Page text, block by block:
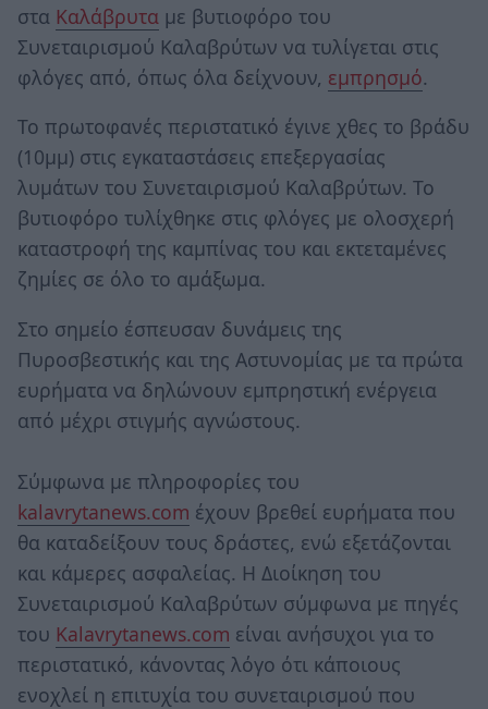
στα Καλάβρυτα με βυτιοφόρο του
Συνεταιρισμού Καλαβρύτων να τυλίγεται στις
φλόγες από, όπως όλα δείχνουν, εμπρησμό.
Το πρωτοφανές περιστατικό έγινε χθες το βράδυ
(10μμ) στις εγκαταστάσεις επεξεργασίας
λυμάτων του Συνεταιρισμού Καλαβρύτων. Το
βυτιοφόρο τυλίχθηκε στις φλόγες με ολοσχερή
καταστροφή της καμπίνας του και εκτεταμένες
ζημίες σε όλο το αμάξωμα.
Στο σημείο έσπευσαν δυνάμεις της
Πυροσβεστικής και της Αστυνομίας με τα πρώτα
ευρήματα να δηλώνουν εμπρηστική ενέργεια
από μέχρι στιγμής αγνώστους.
Σύμφωνα με πληροφορίες του
kalavrytanews.com έχουν βρεθεί ευρήματα που
θα καταδείξουν τους δράστες, ενώ εξετάζονται
και κάμερες ασφαλείας. Η Διοίκηση του
Συνεταιρισμού Καλαβρύτων σύμφωνα με πηγές
του Kalavrytanews.com είναι ανήσυχοι για το
περιστατικό, κάνοντας λόγο ότι κάποιους
ενοχλεί η επιτυχία του συνεταιρισμού που